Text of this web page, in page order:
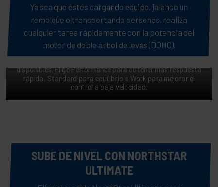
Ya sea que estés cargando equipo, jalando un
remolque o transportando personas, realiza
cualquier tarea rápidamente con la potencia del
motor de doble árbol de levas (DOHC).
DESEMPEÑO CON PRECISIÓN
Mantente cómodo y con control en el trabajo o en el camino,
disponibles. Elige Performance para obtener más respuesta
rápida, Standard para equilibrio o Work para mejorar el
control a baja velocidad.
SUBE DE NIVEL CON NORTHSTAR
ULTIMATE